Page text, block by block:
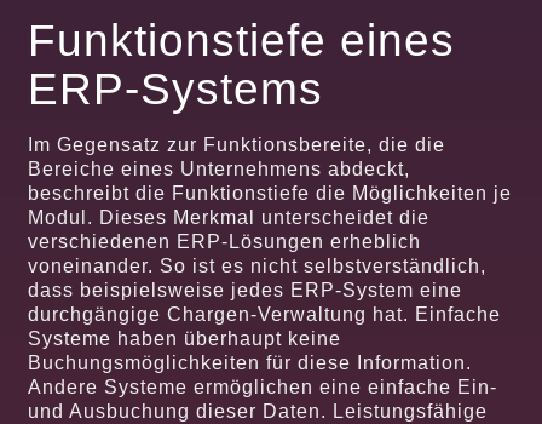
Funktionstiefe eines
ERP-Systems
Im Gegensatz zur Funktionsbereite, die die
Bereiche eines Unternehmens abdeckt,
beschreibt die Funktionstiefe die Möglichkeiten je
Modul. Dieses Merkmal unterscheidet die
verschiedenen ERP-Lösungen erheblich
voneinander. So ist es nicht selbstverständlich,
dass beispielsweise jedes ERP-System eine
durchgängige Chargen-Verwaltung hat. Einfache
Systeme haben überhaupt keine
Buchungsmöglichkeiten für diese Information.
Andere Systeme ermöglichen eine einfache Ein-
und Ausbuchung dieser Daten. Leistungsfähige